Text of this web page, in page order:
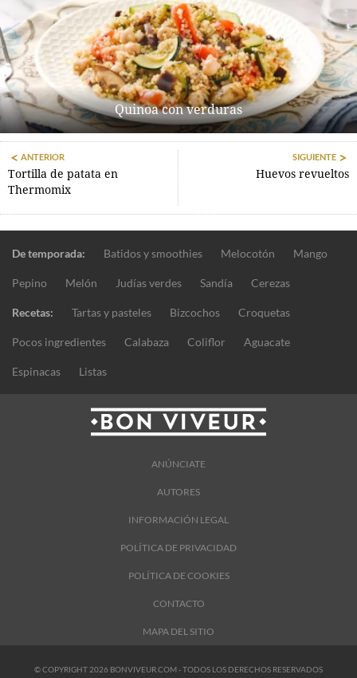
Quinoa con verduras
ANTERIOR
Tortilla de patata en
Thermomix
SIGUIENTE
Huevos revueltos
De temporada: Batidos y smoothies Melocotón Mango
Pepino Melón Judías verdes Sandía Cerezas
Recetas: Tartas y pasteles Bizcochos Croquetas
Pocos ingredientes Calabaza Coliflor Aguacate
Espinacas Listas
ANÚNCIATE
AUTORES
INFORMACIÓN LEGAL
POLÍTICA DE PRIVACIDAD
POLÍTICA DE COOKIES
CONTACTO
MAPA DEL SITIO
© COPYRIGHT 2026 BONVIVEUR.COM - TODOS LOS DERECHOS RESERVADOS